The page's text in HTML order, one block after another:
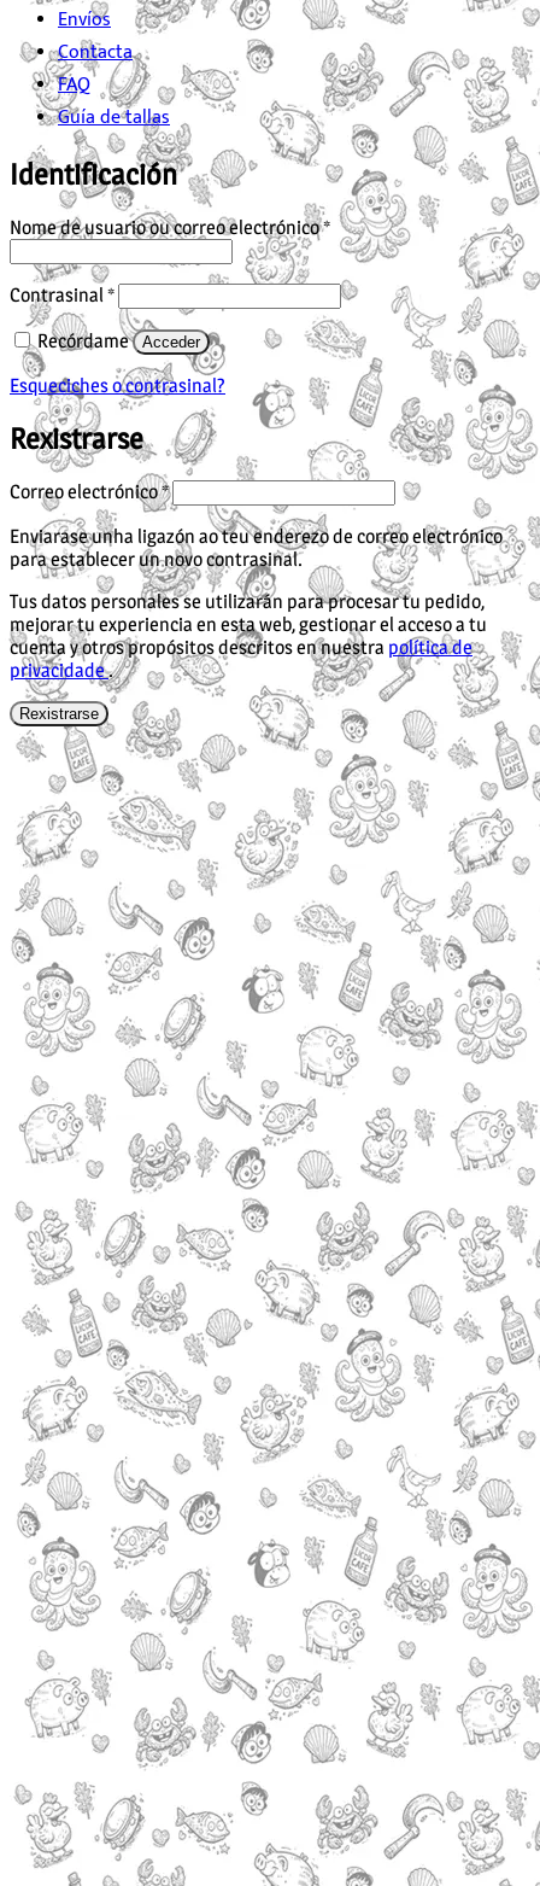
Envíos
Contacta
FAQ
Guía de tallas
Identificación
Nome de usuario ou correo electrónico*Obrigatorio
Contrasinal*Obrigatorio
Recórdame Acceder
Esqueciches o contrasinal?
Rexistrarse
Correo electrónico*Obrigatorio
Enviarase unha ligazón ao teu enderezo de correo electrónico
para establecer un novo contrasinal.
Tus datos personales se utilizarán para procesar tu pedido,
mejorar tu experiencia en esta web, gestionar el acceso a tu
cuenta y otros propósitos descritos en nuestra política de
privacidade.
Rexistrarse